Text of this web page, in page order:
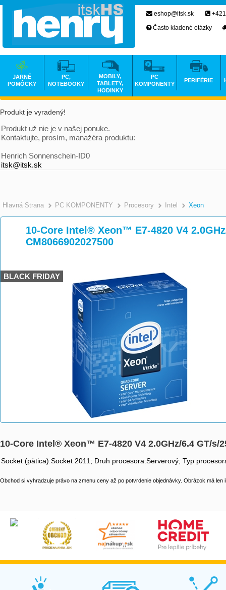
Produkt je vyradený!
Produkt už nie je v našej ponuke.
Kontaktujte, prosím, manažéra produktu:
Henrich Sonnenschein-ID0
itsk@itsk.sk
Hlavná Strana >
PC KOMPONENTY >
Procesory >
Intel Xeon
10-Core Intel® Xeon™ E7-4820 V4
CM8066902027500
BLACK FRIDAY
10-Core Intel® Xeon™ E7-4820 V4 2.0GHz/6.4 GT/s/
Socket (pätica):Socket 2011; Druh procesora:Serverový; Typ
Obchod si vyhradzuje právo na zmenu ceny až po potvrdenie objednávky. Obrázok má len
eshop@itsk.sk
Často kladené otázky
JARNÉ
POMÔCKY
PC,
NOTEBOOKY
MOBILY,
TABLETY,
HODINKY
PC
KOMPONENTY
PERIFÉRIE